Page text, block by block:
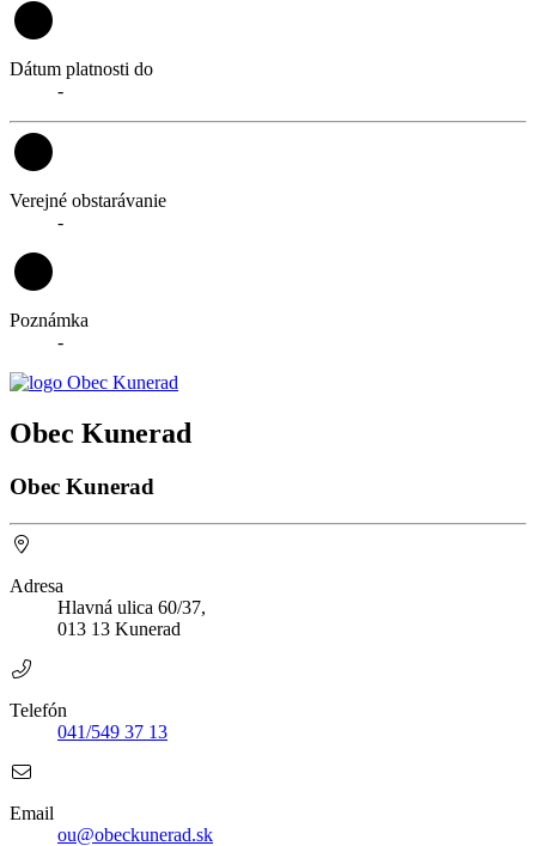
Dátum platnosti do
-
Verejné obstarávanie
-
Poznámka
-
Obec Kunerad
Obec Kunerad
Adresa
Hlavná ulica 60/37,
013 13 Kunerad
Telefón
041/549 37 13
Email
ou@obeckunerad.sk